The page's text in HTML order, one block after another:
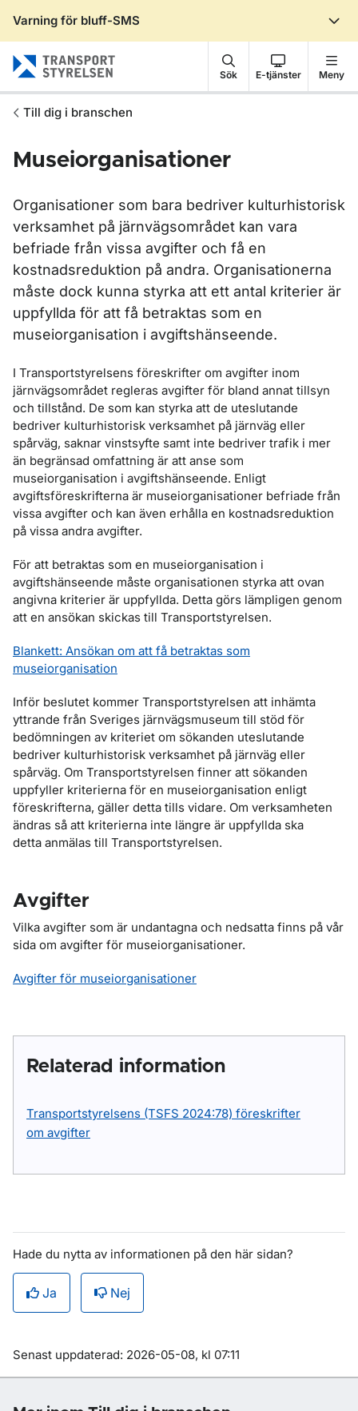
Varning för bluff-SMS
Sök E-tjänster Meny
Till dig i branschen
Museiorganisationer
Organisationer som bara bedriver kulturhistorisk
verksamhet på järnvägsområdet kan vara
befriade från vissa avgifter och få en
kostnadsreduktion på andra. Organisationerna
måste dock kunna styrka att ett antal kriterier är
uppfyllda för att få betraktas som en
museiorganisation i avgiftshänseende.
I Transportstyrelsens föreskrifter om avgifter inom
järnvägsområdet regleras avgifter för bland annat tillsyn
och tillstånd. De som kan styrka att de uteslutande
bedriver kulturhistorisk verksamhet på järnväg eller
spårväg, saknar vinstsyfte samt inte bedriver trafik i mer
än begränsad omfattning är att anse som
museiorganisation i avgiftshänseende. Enligt
avgiftsföreskrifterna är museiorganisationer befriade från
vissa avgifter och kan även erhålla en kostnadsreduktion
på vissa andra avgifter.
För att betraktas som en museiorganisation i
avgiftshänseende måste organisationen styrka att ovan
angivna kriterier är uppfyllda. Detta görs lämpligen genom
att en ansökan skickas till Transportstyrelsen.
Blankett: Ansökan om att få betraktas som
museiorganisation
Inför beslutet kommer Transportstyrelsen att inhämta
yttrande från Sveriges järnvägsmuseum till stöd för
bedömningen av kriteriet om sökanden uteslutande
bedriver kulturhistorisk verksamhet på järnväg eller
spårväg. Om Transportstyrelsen finner att sökanden
uppfyller kriterierna för en museiorganisation enligt
föreskrifterna, gäller detta tills vidare. Om verksamheten
ändras så att kriterierna inte längre är uppfyllda ska
detta anmälas till Transportstyrelsen.
Avgifter
Vilka avgifter som är undantagna och nedsatta finns på vår
sida om avgifter för museiorganisationer.
Avgifter för museiorganisationer
Relaterad information
Transportstyrelsens (TSFS 2024:78) föreskrifter
om avgifter
Hade du nytta av informationen på den här sidan?
Ja Nej
Om sidan
Senast uppdaterad: 2026-05-08, kl 07:11